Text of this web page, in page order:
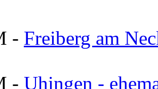
- Freiberg am
- Uhingen -